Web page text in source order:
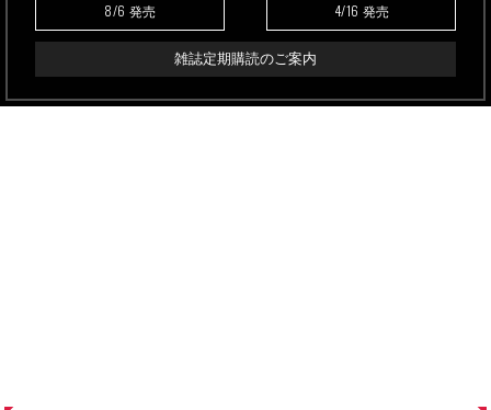
8/6 発売 4/16 発売
雑誌定期購読のご案内